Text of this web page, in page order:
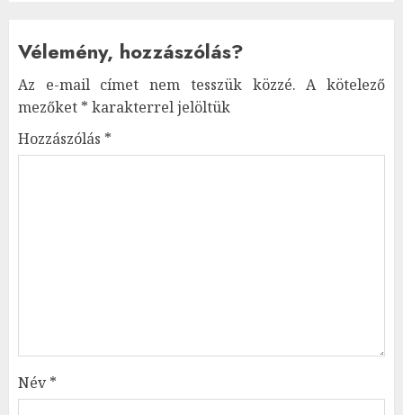
Vélemény, hozzászólás?
Az e-mail címet nem tesszük közzé. A kötelező
mezőket * karakterrel jelöltük
Hozzászólás *
Név*